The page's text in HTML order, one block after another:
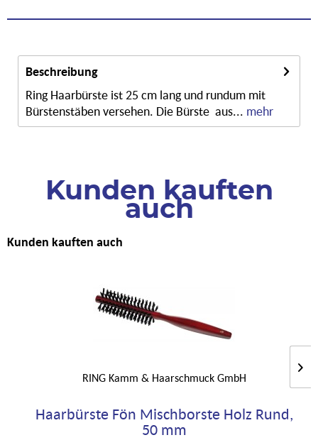
Beschreibung
Ring Haarbürste ist 25 cm lang und rundum mit
Bürstenstäben versehen. Die Bürste aus... mehr
Kunden kauften
auch
Kunden kauften auch
RING Kamm & Haarschmuck GmbH
Haarbürste Fön Mischborste Holz Rund,
50 mm